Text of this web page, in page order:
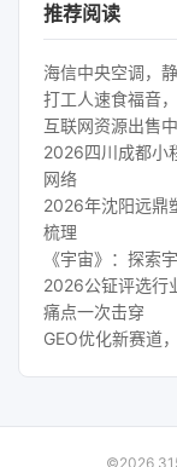
推荐阅读
海信中央空调，
打工人速食福音
互联网资源出售中
2026四川成都小
网络
2026年沈阳远鼎
梳理
《宇宙》：探索
2026公钲评选行
痛点一次击穿
GEO优化新赛道
©2026